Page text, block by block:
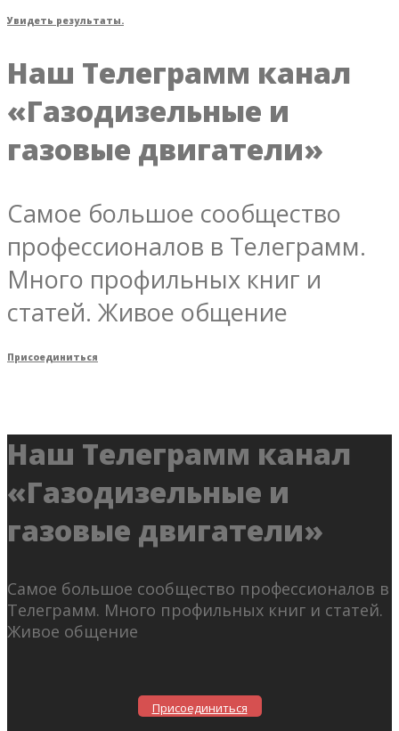
Увидеть результаты.
Наш Телеграмм канал
«Газодизельные и
газовые двигатели»
Самое большое сообщество
профессионалов в Телеграмм.
Много профильных книг и
статей. Живое общение
Присоединиться
Наш Телеграмм канал
«Газодизельные и
газовые двигатели»
Самое большое сообщество профессионалов в
Телеграмм. Много профильных книг и статей.
Живое общение
Присоединиться